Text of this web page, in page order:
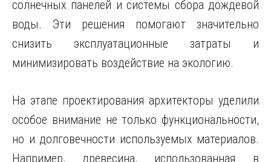
солнечных панелей и системы сбора дождевой
воды. Эти решения помогают значительно
снизить эксплуатационные затраты и
минимизировать воздействие на экологию.
На этапе проектирования архитекторы уделили
особое внимание не только функциональности,
но и долговечности используемых материалов.
Например, древесина, использованная в